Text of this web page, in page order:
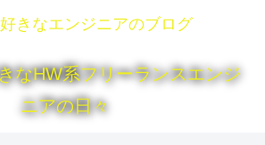
なHW系フリーランスエンジ
ニアの日々